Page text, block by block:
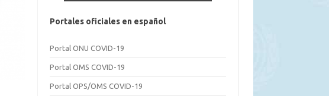
Portales oficiales en español
Portal ONU COVID-19
Portal OMS COVID-19
Portal OPS/OMS COVID-19